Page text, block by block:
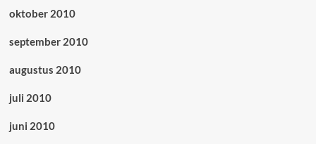
oktober 2010
september 2010
augustus 2010
juli 2010
juni 2010